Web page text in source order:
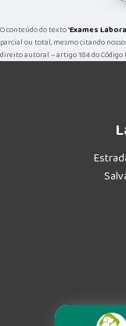
O conteúdo do texto "Exames
parcial ou total, mesmo citando
direito autoral – artigo 184 do Código